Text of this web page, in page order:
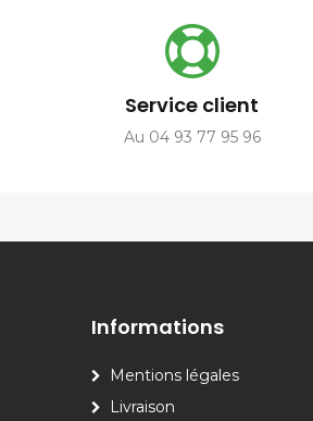
Service client
Au 04 93 77 95 96
Informations
Mentions légales
Livraison